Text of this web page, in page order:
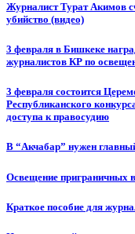
Журналист Турат Акимов
убийство (видео)
3 февраля в Бишкеке
журналистов КР по
3 февраля состоится
Республиканского
доступа к правосудию
В “Акчабар” нужен
Освещение приграничных
Краткое пособие для